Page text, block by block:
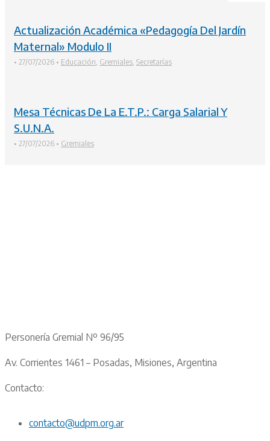
Actualización Académica «Pedagogía Del Jardín
Maternal» Modulo II
• 27/07/2026 • Educación Gremiales Secretarías
Mesa Técnicas De La E.T.P.: Carga Salarial Y
S.U.N.A.
• 27/07/2026 • Gremiales
Personería Gremial Nº 96/95
Av. Corrientes 1461 – Posadas, Misiones, Argentina
Contacto:
contacto@udpm.org.ar